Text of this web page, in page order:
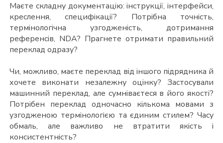
Маєте складну документацію: інструкції, інтерфейси,
креслення, специфікації? Потрібна точність,
термінологічна узгодженість, дотримання
референсів, NDA? Прагнете отримати правильний
переклад одразу?
Чи, можливо, маєте переклад від іншого підрядника й
хочете виконати незалежну оцінку? Застосували
машинний переклад, але сумніваєтеся в його якості?
Потрібен переклад одночасно кількома мовами з
узгодженою термінологією та єдиним стилем? Часу
обмаль, але важливо не втратити якість і
консистентність?